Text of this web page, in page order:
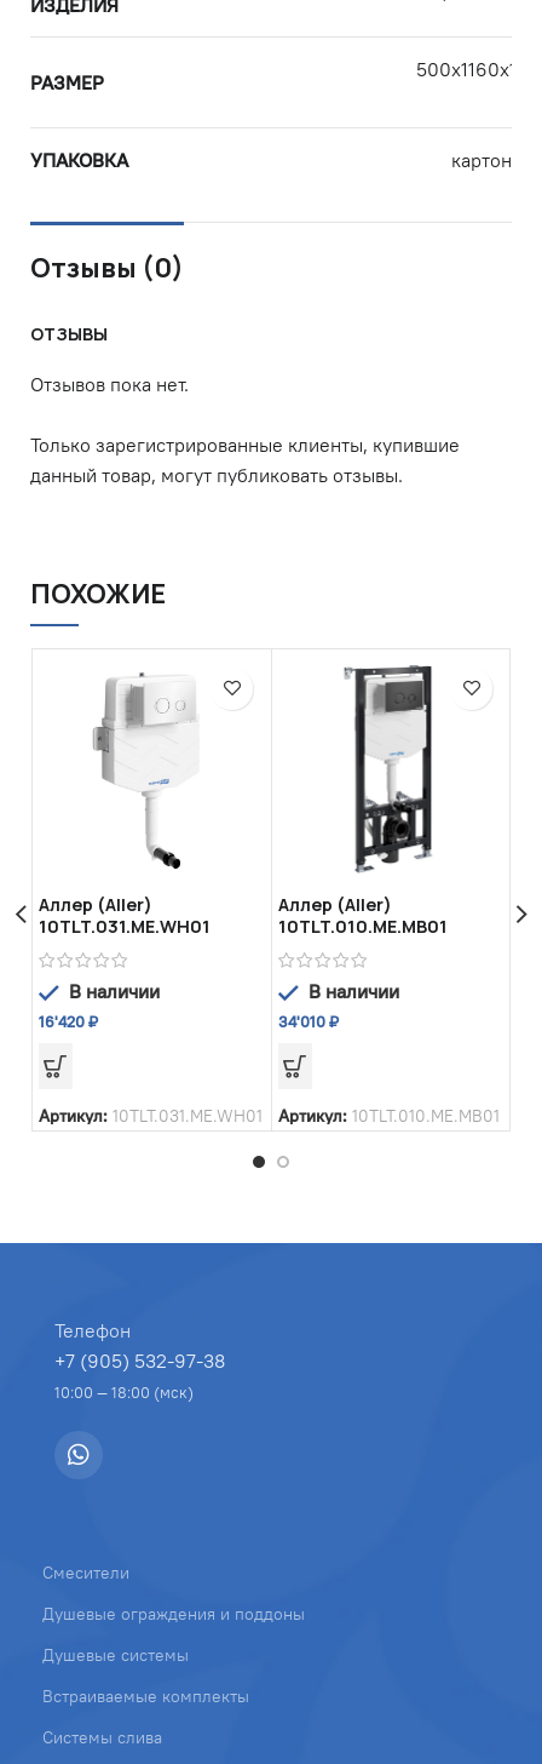
РАЗМЕР
500х1160х165
УПАКОВКА картон
Отзывы (0)
ОТЗЫВЫ
Отзывов пока нет.
Только зарегистрированные клиенты, купившие
данный товар, могут публиковать отзывы.
ПОХОЖИЕ
Аллер (Aller)
10TLT.031.ME.WH01
Встраиваемый смывной
бачок
В наличии
16'420₽
Артикул: 10TLT.031.ME.WH01
Аллер (Aller)
10TLT.010.ME.MB01
Система инсталляции
для унитазов
В наличии
34'010₽
Артикул: 10TLT.010.ME.MB01
Смесители
Душевые ограждения и поддоны
Душевые системы
Встраиваемые комплекты
Системы слива
Телефон
+7 (905) 532-97-38
10:00 — 18:00 (мск)